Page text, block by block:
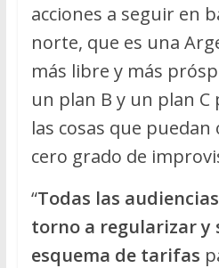
acciones a seguir en
norte, que es una
más libre y más
un plan B y un plan C
las cosas que
cero grado de
“Todas las
torno a regularizar y
esquema de tarifas